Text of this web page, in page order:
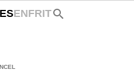
Instagram
ESENFRITsearch